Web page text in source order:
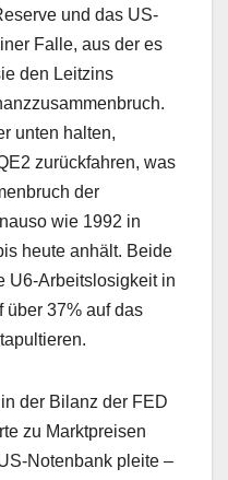
und das US-
Falle, aus der es
den Leitzins
unten halten,
zurückfahren, was
der
wie 1992 in
heute anhält. Beide
U6-Arbeitslosigkeit in
über 37% auf das
der Bilanz der FED
zu Marktpreisen
Notenbank pleite –